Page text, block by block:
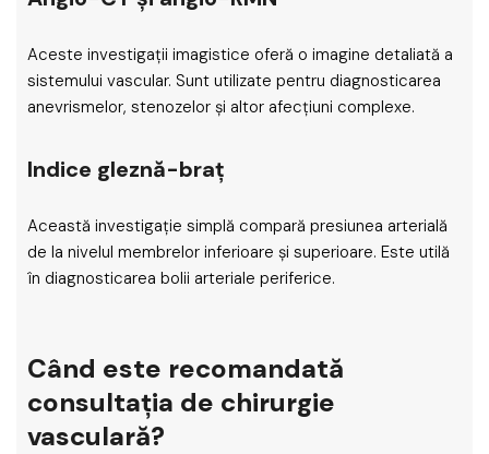
Aceste investigații imagistice oferă o imagine detaliată a
sistemului vascular. Sunt utilizate pentru diagnosticarea
anevrismelor, stenozelor și altor afecțiuni complexe.
Indice gleznă-braț
Această investigație simplă compară presiunea arterială
de la nivelul membrelor inferioare și superioare. Este utilă
în diagnosticarea bolii arteriale periferice.
Când este recomandată
consultația de chirurgie
vasculară?